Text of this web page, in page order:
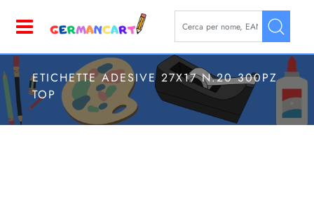
La modifica di un filtro
ETICHETTE ADESIVE 27X17 N.20 300PZ
TOP